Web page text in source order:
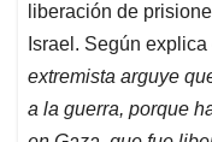
liberación de
Israel. Según
extremista arguye
a la guerra, porque